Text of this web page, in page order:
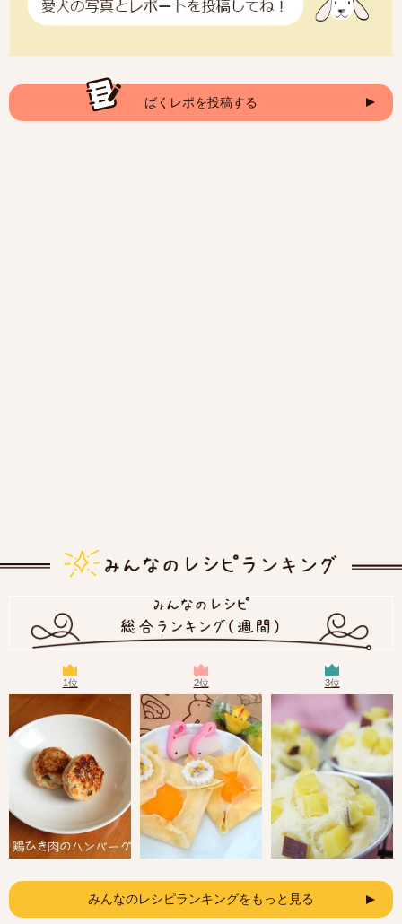
ばくレポを投稿する
1位 2位 3位
みんなのレシピランキングをもっと見る